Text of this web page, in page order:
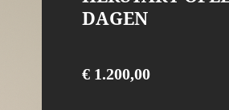
DAGEN
€ 1.200,00